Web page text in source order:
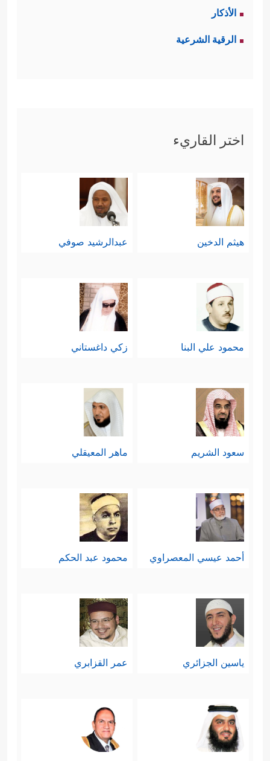
الأذكار
الرقية الشرعية
اختر القاريء
هيثم الدخين عبدالرشيد صوفي
محمود علي البنا زكي داغستاني
سعود الشريم ماهر المعيقلي
أحمد عيسي المعصراوي محمود عبد الحكم
ياسين الجزائري عمر القزابري